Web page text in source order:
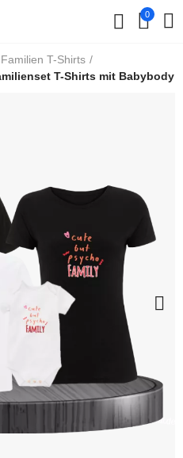
0
Familien T-Shirts
T-Shirts mit Babybody